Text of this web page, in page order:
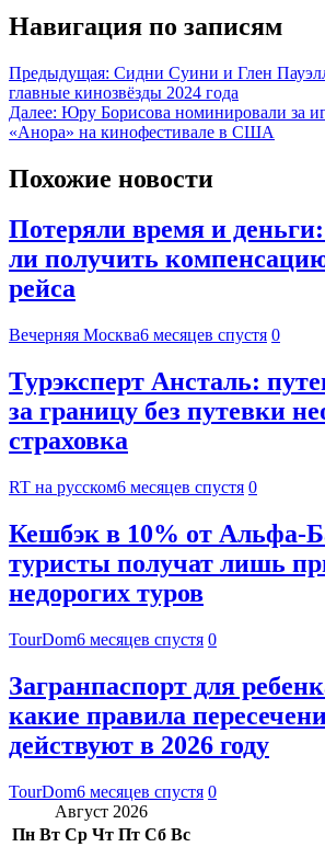
Навигация по записям
Предыдущая: Сидни Суини и Глен
главные кинозвёзды 2024 года
Далее: Юру Борисова номинировали за
«Анора» на кинофестивале в США
Похожие новости
Потеряли время и
ли получить
рейса
Вечерняя Москва6 месяцев спустя 0
Турэксперт Ансталь:
за границу без путевки
страховка
RT на русском6 месяцев спустя 0
Кешбэк в 10% от Альфа-
туристы получат лишь
недорогих туров
TourDom6 месяцев спустя 0
Загранпаспорт для
какие правила
действуют в 2026 году
TourDom6 месяцев спустя 0
Август 2026
Пн Вт Ср Чт Пт Сб Вс